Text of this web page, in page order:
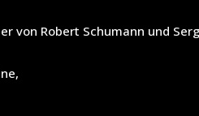
von Robert Schumann und